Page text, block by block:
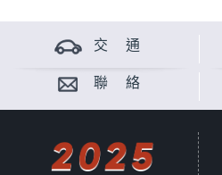
交 通
聯 絡